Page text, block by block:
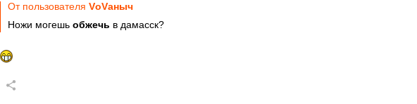
От пользователя VоVаныч
Ножи могешь обжечь в дамасск?